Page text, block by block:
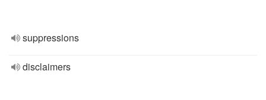
suppressions
disclaimers